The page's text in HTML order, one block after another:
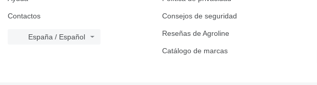
Contactos
España / Español
Consejos de seguridad
Reseñas de Agroline
Catálogo de marcas